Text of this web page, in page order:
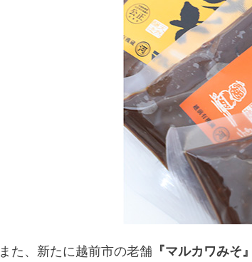
また、新たに越前市の老舗 『マルカワみそ』